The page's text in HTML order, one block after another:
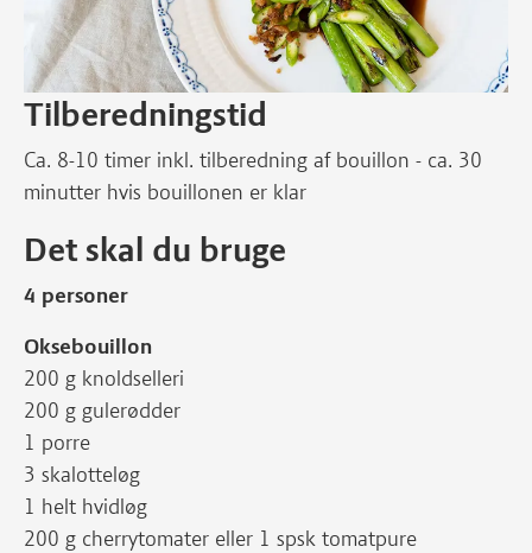
Tilberedningstid
Ca. 8-10 timer inkl. tilberedning af bouillon - ca. 30
minutter hvis bouillonen er klar
Det skal du bruge
4 personer
Oksebouillon
200 g knoldselleri
200 g gulerødder
1 porre
3 skalotteløg
1 helt hvidløg
200 g cherrytomater eller 1 spsk tomatpure